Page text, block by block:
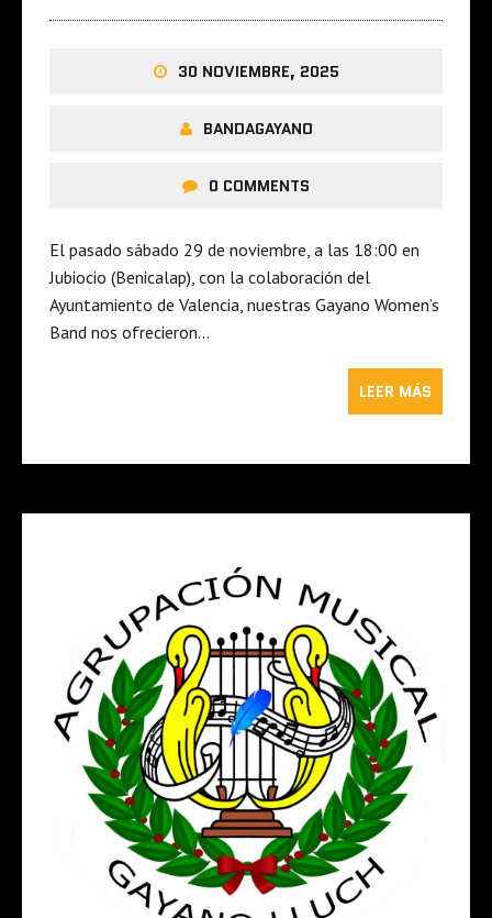
30 NOVIEMBRE, 2025
BANDAGAYANO
0 COMMENTS
El pasado sábado 29 de noviembre, a las 18:00 en
Jubiocio (Benicalap), con la colaboración del
Ayuntamiento de Valencia, nuestras Gayano Women’s
Band nos ofrecieron…
LEER MÁS